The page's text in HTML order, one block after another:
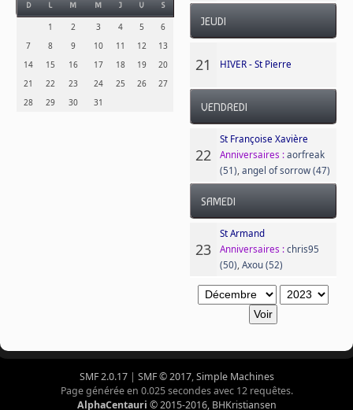
D L M M J V S
1 2 3 4 5
6
7
8 9 10 11 12
13
14
15 16 17 18 19
20
21
22 23 24 25 26
27
28
29 30 31
JEUDI
21 HIVER - St Pierre
VENDREDI
22
St Françoise Xavière
Anniversaires : aorfreak
(51) angel of sorrow (47)
SAMEDI
23
St Armand
Anniversaires : chris95
(50) Axou (52)
SMF 2.0.17| SMF © 2017,Simple Machines
Page générée en 0.025 secondes avec 12 requêtes.
AlphaCentauri © 2015-2016, BHKristiansen